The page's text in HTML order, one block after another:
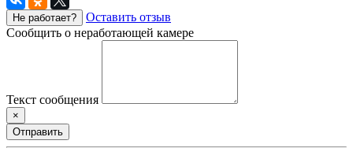
Не работает?
Оставить отзыв
Сообщить о неработающей камере
Текст сообщения
×
Отправить